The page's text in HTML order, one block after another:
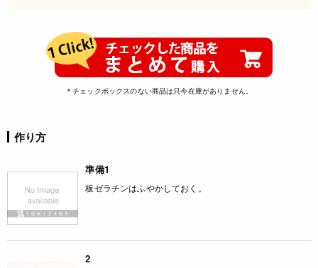
＊チェックボックスのない商品は只今在庫がありません。
作り方
準備1
板ゼラチンはふやかしておく。
2